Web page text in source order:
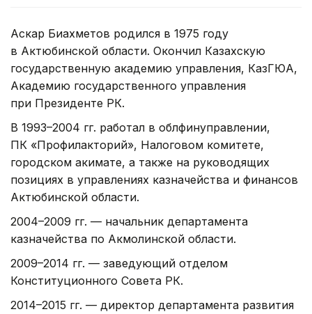
Аскар Биахметов родился в 1975 году
в Актюбинской области. Окончил Казахскую
государственную академию управления, КазГЮА,
Академию государственного управления
при Президенте РК.
В 1993–2004 гг. работал в облфинуправлении,
ПК «Профилакторий», Налоговом комитете,
городском акимате, а также на руководящих
позициях в управлениях казначейства и финансов
Актюбинской области.
2004–2009 гг. — начальник департамента
казначейства по Акмолинской области.
2009–2014 гг. — заведующий отделом
Конституционного Совета РК.
2014–2015 гг. — директор департамента развития